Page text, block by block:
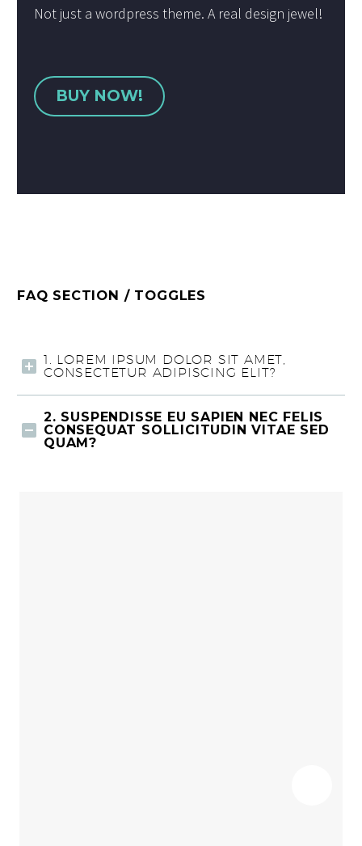
Not just a wordpress theme. A real design jewel!
BUY NOW!
FAQ SECTION / TOGGLES
1. LOREM IPSUM DOLOR SIT AMET,
CONSECTETUR ADIPISCING ELIT?
2. SUSPENDISSE EU SAPIEN NEC FELIS
CONSEQUAT SOLLICITUDIN VITAE SED
QUAM?